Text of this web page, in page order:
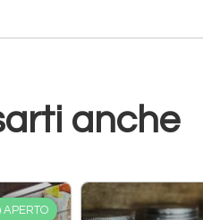
anche
APERTO